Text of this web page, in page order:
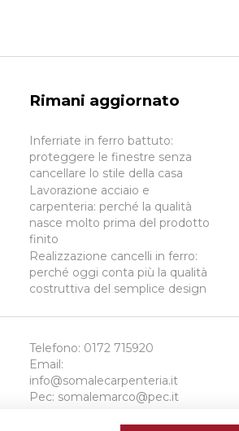
Rimani aggiornato
Inferriate in ferro battuto:
proteggere le finestre senza
cancellare lo stile della casa
Lavorazione acciaio e
carpenteria: perché la qualità
nasce molto prima del prodotto
finito
Realizzazione cancelli in ferro:
perché oggi conta più la qualità
costruttiva del semplice design
Telefono: 0172 715920
Email:
info@somalecarpenteria.it
Pec: somalemarco@pec.it